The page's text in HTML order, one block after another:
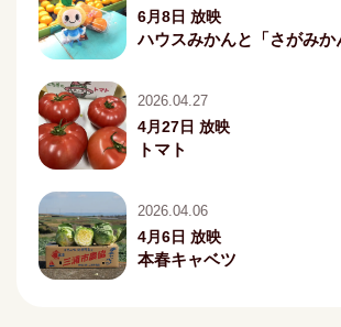
6月8日 放映
ハウスみかんと「さがみか
2026.04.27
4月27日 放映
トマト
2026.04.06
4月6日 放映
本春キャベツ